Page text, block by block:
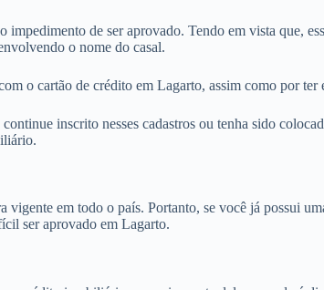
de ser aprovado. Tendo em vista que,
o nome do casal.
o cartão de crédito em Lagarto, assim como por
inscrito nesses cadastros ou tenha sido
em todo o país. Portanto, se você já possui
ser aprovado em Lagarto.